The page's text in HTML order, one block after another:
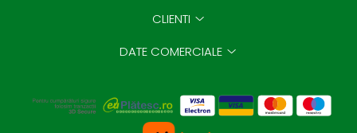
CLIENTI
DATE COMERCIALE